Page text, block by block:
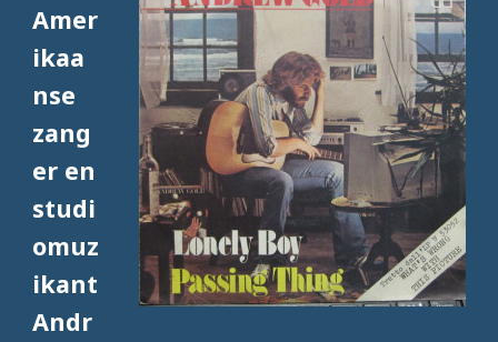
Amer
ikaa
nse
zang
er en
studi
omuz
ikant
Andr